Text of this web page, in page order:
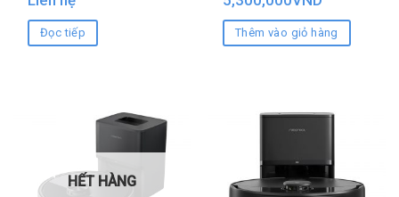
Đọc tiếp Thêm vào giỏ hàng
HẾT HÀNG